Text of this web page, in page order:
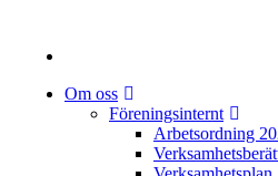
Om oss
Föreningsinternt
Arbetsordning